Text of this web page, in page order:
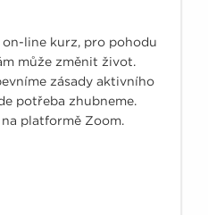
line kurz, pro pohodu
může změnit život.
zásady aktivního
potřeba zhubneme.
platformě Zoom.